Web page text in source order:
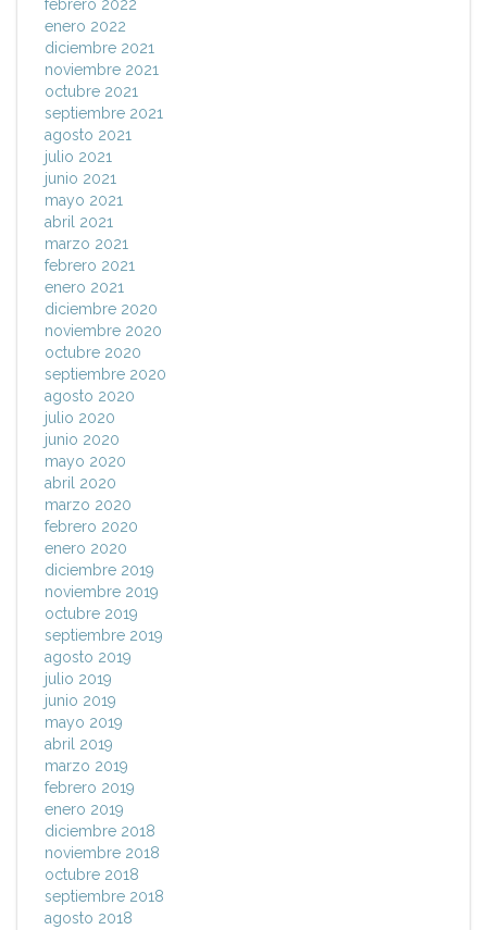
febrero 2022
enero 2022
diciembre 2021
noviembre 2021
octubre 2021
septiembre 2021
agosto 2021
julio 2021
junio 2021
mayo 2021
abril 2021
marzo 2021
febrero 2021
enero 2021
diciembre 2020
noviembre 2020
octubre 2020
septiembre 2020
agosto 2020
julio 2020
junio 2020
mayo 2020
abril 2020
marzo 2020
febrero 2020
enero 2020
diciembre 2019
noviembre 2019
octubre 2019
septiembre 2019
agosto 2019
julio 2019
junio 2019
mayo 2019
abril 2019
marzo 2019
febrero 2019
enero 2019
diciembre 2018
noviembre 2018
octubre 2018
septiembre 2018
agosto 2018